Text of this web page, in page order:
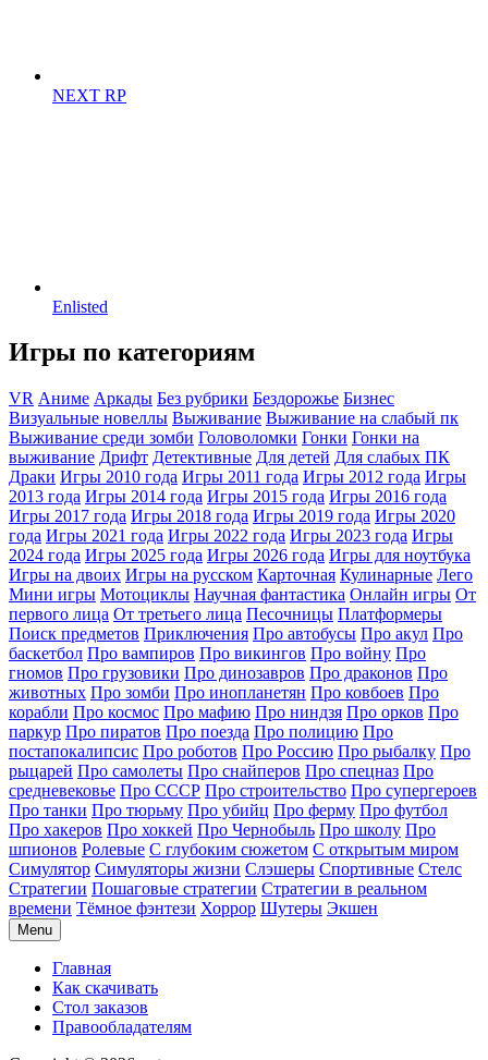
NEXT RP
Enlisted
Игры по категориям
VR Аниме Аркады Без рубрики Бездорожье Бизнес
Визуальные новеллы Выживание Выживание на слабый пк
Выживание среди зомби Головоломки Гонки Гонки на
выживание Дрифт Детективные Для детей Для слабых ПК
Драки Игры 2010 года Игры 2011 года Игры 2012 года Игры
2013 года Игры 2014 года Игры 2015 года Игры 2016 года
Игры 2017 года Игры 2018 года Игры 2019 года Игры 2020
года Игры 2021 года Игры 2022 года Игры 2023 года Игры
2024 года Игры 2025 года Игры 2026 года Игры для ноутбука
Игры на двоих Игры на русском Карточная Кулинарные Лего
Мини игры Мотоциклы Научная фантастика Онлайн игры От
первого лица От третьего лица Песочницы Платформеры
Поиск предметов Приключения Про автобусы Про акул Про
баскетбол Про вампиров Про викингов Про войну Про
гномов Про грузовики Про динозавров Про драконов Про
животных Про зомби Про инопланетян Про ковбоев Про
корабли Про космос Про мафию Про ниндзя Про орков Про
паркур Про пиратов Про поезда Про полицию Про
постапокалипсис Про роботов Про Россию Про рыбалку Про
рыцарей Про самолеты Про снайперов Про спецназ Про
средневековье Про СССР Про строительство Про супергероев
Про танки Про тюрьму Про убийц Про ферму Про футбол
Про хакеров Про хоккей Про Чернобыль Про школу Про
шпионов Ролевые С глубоким сюжетом С открытым миром
Симулятор Симуляторы жизни Слэшеры Спортивные Стелс
Стратегии Пошаговые стратегии Стратегии в реальном
времени Тёмное фэнтези Хоррор Шутеры Экшен
Menu
Главная
Как скачивать
Стол заказов
Правообладателям